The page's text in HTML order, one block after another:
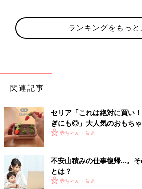
「内職」「在宅ワーク」と聞くと、パソ
たり、手作業をしたりというイメージが
ぎ方もあるようです。
自宅で教室をしています。ただ自分の教
も、講師も、事務手続きも全部自分で行
バンバン集まるわけではないと思うし、
1〜2年はかかると思います。一度外で経
するほうがスムーズかもしれませんね。
ハンドメイド品の販売
ハンドメイドの物を売ったりしています
ランキングをもっと
関連記事
セリア「これは絶対に買い
ぎにも◎」大人気のおもち
赤ちゃん・育児
不安山積みの仕事復帰…。
とは？
赤ちゃん・育児